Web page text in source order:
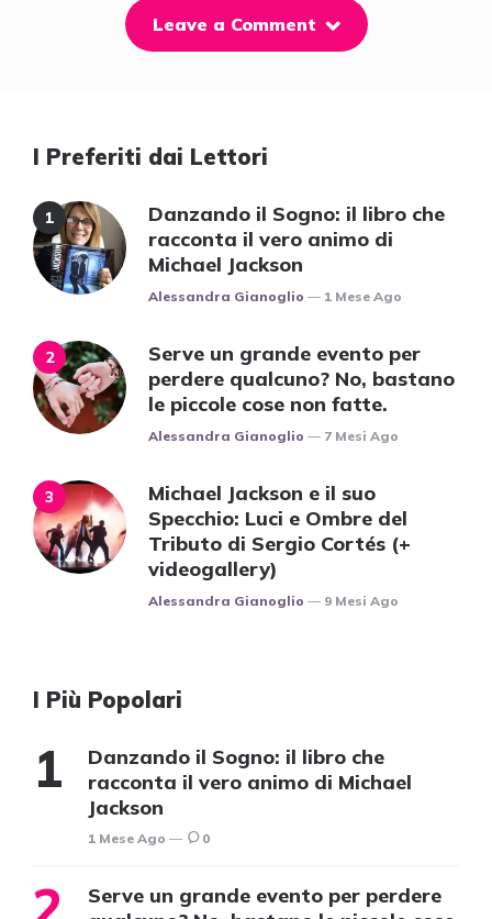
Leave a Comment
I Preferiti dai Lettori
Danzando il Sogno: il libro che
racconta il vero animo di
Michael Jackson
Posted
Alessandra Gianoglio 1 Mese Ago
Serve un grande evento per
perdere qualcuno? No, bastano
le piccole cose non fatte.
Posted
Alessandra Gianoglio 7 Mesi Ago
Michael Jackson e il suo
Specchio: Luci e Ombre del
Tributo di Sergio Cortés (+
videogallery)
Posted
Alessandra Gianoglio 9 Mesi Ago
I Più Popolari
Danzando il Sogno: il libro che
racconta il vero animo di Michael
Jackson
1 Mese Ago 0
Serve un grande evento per perdere